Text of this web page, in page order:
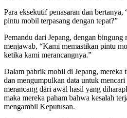
Para eksekutif penasaran dan
pintu mobil terpasang dengan tepat?”
Pemandu dari Jepang, dengan bingung
menjawab, “Kami memastikan pintu
ketika kami merancangnya.”
Dalam pabrik mobil di Jepang, mereka
dan mengumpulkan data untuk
merancang dari awal hasil yang
maka mereka paham bahwa kesalah
mengambil Keputusan.